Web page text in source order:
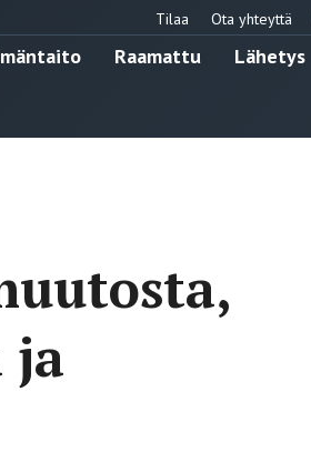
Tilaa Ota yhteyttä
Raamattu Lähetys
ja